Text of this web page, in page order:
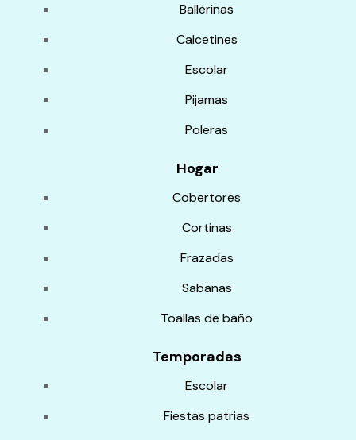
Ballerinas
Calcetines
Escolar
Pijamas
Poleras
Hogar
Cobertores
Cortinas
Frazadas
Sabanas
Toallas de baño
Temporadas
Escolar
Fiestas patrias